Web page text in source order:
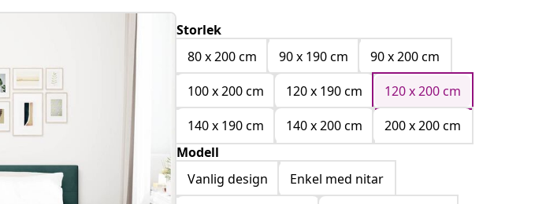
Storlek
80 x 200 cm
90 x 190 cm
90 x 200 cm
100 x 200 cm
120 x 190 cm
120 x 200 cm
140 x 190 cm
140 x 200 cm
200 x 200 cm
Modell
Vanlig design
Enkel med nitar